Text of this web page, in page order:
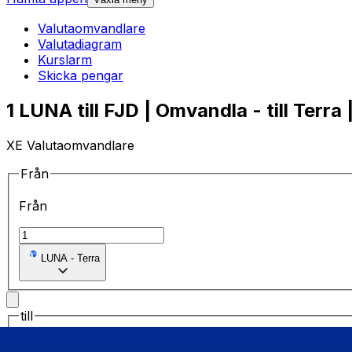
Valutaomvandlare
Valutadiagram
Kurslarm
Skicka pengar
1 LUNA till FJD | Omvandla - till Terra
XE Valutaomvandlare
Från
Från
LUNA - Terra
till